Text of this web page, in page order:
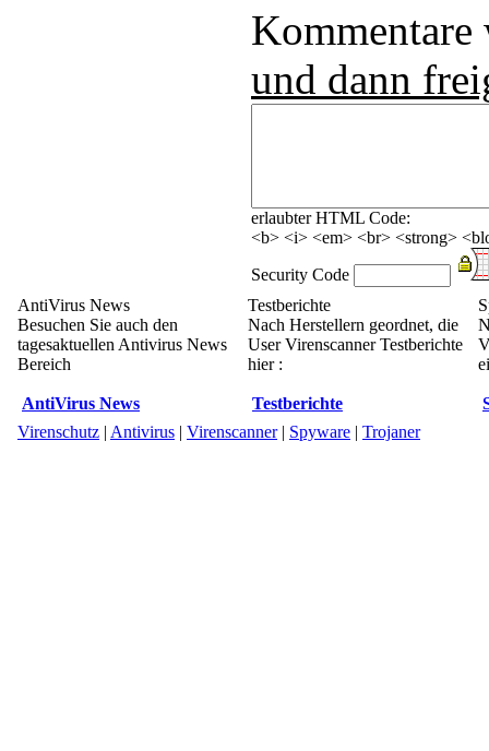
und dann
erlaubter HTML Code:
<b> <i> <em> <br> <strong>
Security Code
AntiVirus News
Besuchen Sie auch den
tagesaktuellen Antivirus News
Bereich
AntiVirus News
Testberichte
Nach Herstellern geordnet, die
User Virenscanner Testberichte
hier :
Testberichte
Virenschutz | Antivirus | Virenscanner| Spyware | Trojaner